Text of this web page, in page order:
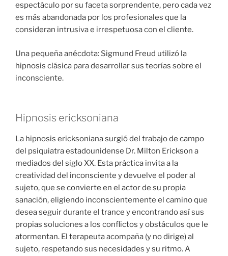
espectáculo por su faceta sorprendente, pero cada vez
es más abandonada por los profesionales que la
consideran intrusiva e irrespetuosa con el cliente.
Una pequeña anécdota: Sigmund Freud utilizó la
hipnosis clásica para desarrollar sus teorías sobre el
inconsciente.
Hipnosis ericksoniana
La hipnosis ericksoniana surgió del trabajo de campo
del psiquiatra estadounidense Dr. Milton Erickson a
mediados del siglo XX. Esta práctica invita a la
creatividad del inconsciente y devuelve el poder al
sujeto, que se convierte en el actor de su propia
sanación, eligiendo inconscientemente el camino que
desea seguir durante el trance y encontrando así sus
propias soluciones a los conflictos y obstáculos que le
atormentan. El terapeuta acompaña (y no dirige) al
sujeto, respetando sus necesidades y su ritmo. A